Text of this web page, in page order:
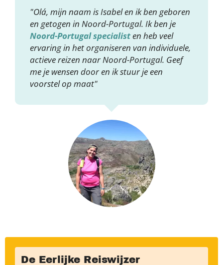
"Olá, mijn naam is Isabel en ik ben geboren
en getogen in Noord-Portugal. Ik ben je
Noord-Portugal specialisten heb veel
ervaring in het organiseren van individuele,
actieve reizen naar Noord-Portugal. Geef
me je wensen door en ik stuur je een
voorstel op maat"
De Eerlijke Reiswijzer